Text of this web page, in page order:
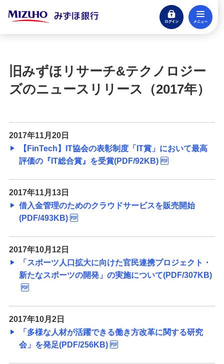
ログイン
閉じる
口座開設
来店不要・スマホで完結
クレジットカード・デビット
ローン
住宅ローン・カードローン
貯める・増やす
預金・NISA・資産運用
学ぶ・考える
生涯学習
困ったときは・よくあるご質問
みずほ銀行について
旧みずほリサーチ&テクノロジー
ズのニュースリリース（2017年）
2017年11月20日
【FinTech】IT協会の表彰制度「IT賞」において最高
評価の『IT総合賞』を受賞(PDF/92KB)
2017年11月13日
借入金管理のためのクラウドサービスを販売開始
(PDF/493KB)
2017年10月12日
「スポーツ人口拡大に向けた官民連携プロジェクト・
新たなスポーツの開発」の実施について(PDF/307KB)
2017年10月2日
「多様な人材が活躍できる働き方改革に関する研究
会」を発足(PDF/256KB)